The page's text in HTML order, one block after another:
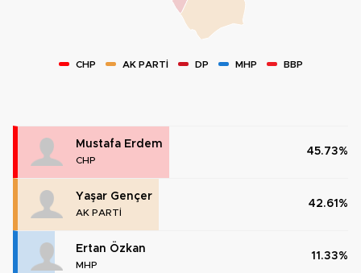
CHP AK PARTİ DP MHP BBP
Mustafa Erdem
CHP
45.73%
Yaşar Gençer
AK PARTİ
42.61%
Ertan Özkan
MHP
11.33%